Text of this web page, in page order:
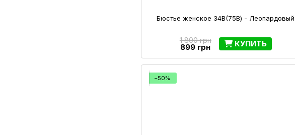
Бюстье женское 34B(75В) - Леопардовый
1 800 грн
899 грн КУПИТЬ
−50%